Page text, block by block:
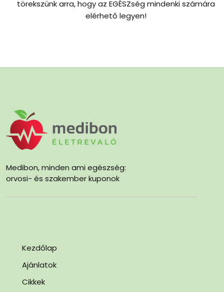
törekszünk arra, hogy az EGÉSZség mindenki számára
elérhető legyen!
Medibon, minden ami egészség:
orvosi- és szakember kuponok
Kezdőlap
Ajánlatok
Cikkek